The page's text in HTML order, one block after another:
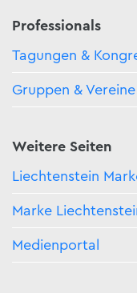
Professionals
Tagungen &
Gruppen & Vereine
Weitere Seiten
Liechtenstein
Marke
Medienportal